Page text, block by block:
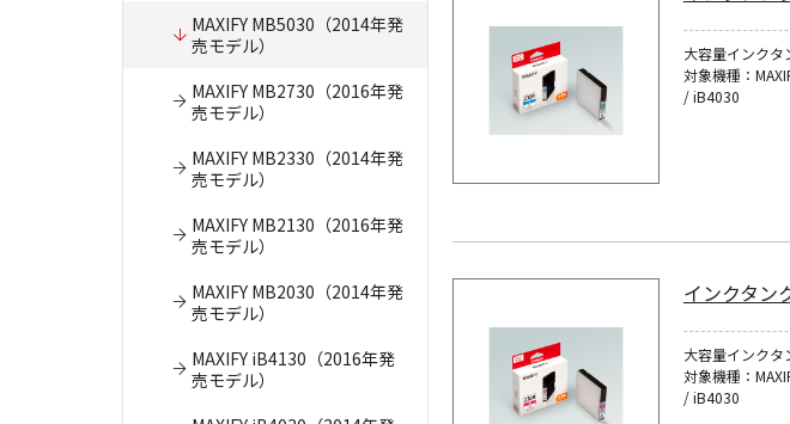
MAXIFY MB5030（2014年発
売モデル）
MAXIFY MB2730（2016年発
売モデル）
MAXIFY MB2330（2014年発
売モデル）
MAXIFY MB2130（2016年発
売モデル）
MAXIFY MB2030（2014年発
売モデル）
MAXIFY iB4130（2016年発
売モデル）
大容量インクタ
対象機種：
/ iB4030
インクタン
大容量インクタ
対象機種：
/ iB4030